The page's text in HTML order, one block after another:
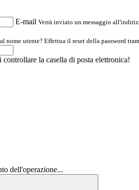
E-mail Verrà inviato un messaggio
nome utente? Effettua il reset della password
la casella di posta elettronica!
dell'operazione...